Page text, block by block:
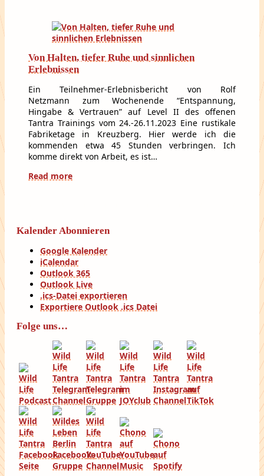
Von Halten, tiefer Ruhe und sinnlichen
Erlebnissen
Ein Teilnehmer-Erlebnisbericht von Rolf
Netzmann zum Wochenende “Entspannung,
Hingabe & Vertrauen” auf Level II des offenen
Tantra Trainings vom 24.-26.11.2023 Eine rustikale
Fabriketage in Kreuzberg. Hier werde ich die
kommenden etwa 45 Stunden verbringen. Ich
komme direkt von Arbeit, es ist…
Read more
Kalender Abonnieren
Google Kalender
iCalendar
Outlook 365
Outlook Live
.ics-Datei exportieren
Exportiere Outlook .ics Datei
Folge uns…